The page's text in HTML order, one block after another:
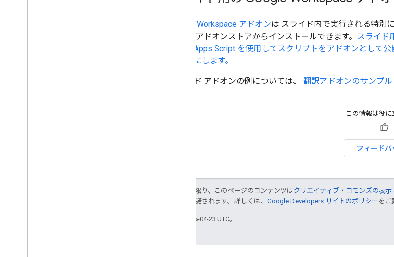
Google Workspace アドオンは スライド内で実行される特別
ライド アドオンストアからインストールできます。 スライド
合は、Apps Script を使用してスクリプトをアドオンとして
るようにします。
スライド アドオンの例については、 翻訳アドオンのサンプル
この情報は役に
フィード
特に記載のない限り、このページのコンテンツはクリエイティブ・コモンズの表示
により使用許諾されます。詳しくは、 Google Developers サイトのポリシー をご
最終更新日 2026-04-23 UTC。